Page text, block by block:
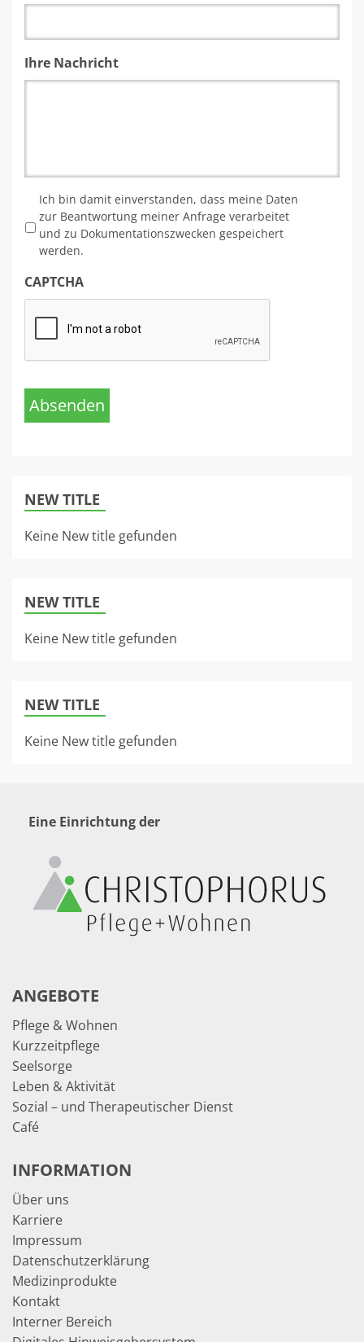
Ihre Nachricht
Ich bin damit einverstanden, dass meine Daten
zur Beantwortung meiner Anfrage verarbeitet
und zu Dokumentationszwecken gespeichert
werden.
CAPTCHA
Absenden
NEW TITLE
Keine New title gefunden
NEW TITLE
Keine New title gefunden
NEW TITLE
Keine New title gefunden
Eine Einrichtung der
ANGEBOTE
Pflege & Wohnen
Kurzzeitpflege
Seelsorge
Leben & Aktivität
Sozial – und Therapeutischer Dienst
Café
INFORMATION
Über uns
Karriere
Impressum
Datenschutzerklärung
Medizinprodukte
Kontakt
Interner Bereich